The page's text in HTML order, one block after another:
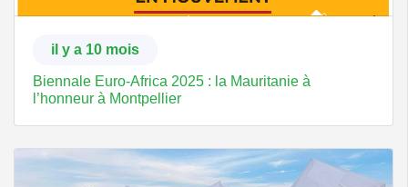
il y a 10 mois
Biennale Euro-Africa 2025 : la Mauritanie à
l’honneur à Montpellier